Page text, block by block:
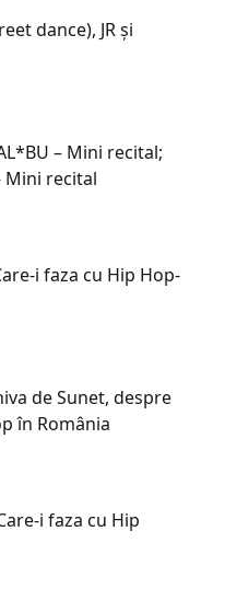
dance), JR și
– Mini recital​;
Mini recital
i faza cu Hip Hop-
de Sunet, despre
în România
i faza cu Hip